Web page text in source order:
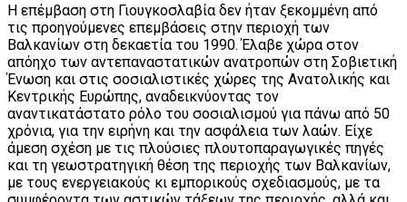
Η επέμβαση στη Γιουγκοσλαβία δεν ήταν ξεκομμένη από
τις προηγούμενες επεμβάσεις στην περιοχή των
Βαλκανίων στη δεκαετία του 1990. Έλαβε χώρα στον
απόηχο των αντεπαναστατικών ανατροπών στη Σοβιετική
Ένωση και στις σοσιαλιστικές χώρες της Ανατολικής και
Κεντρικής Ευρώπης, αναδεικνύοντας τον
αναντικατάστατο ρόλο του σοσιαλισμού για πάνω από 50
χρόνια, για την ειρήνη και την ασφάλεια των λαών. Είχε
άμεση σχέση με τις πλούσιες πλουτοπαραγωγικές πηγές
και τη γεωστρατηγική θέση της περιοχής των Βαλκανίων,
με τους ενεργειακούς κι εμπορικούς σχεδιασμούς, με τα